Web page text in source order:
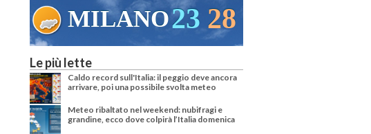
MILANO23 28
Le più lette
Caldo record sull'Italia: il peggio deve ancora
arrivare, poi una possibile svolta meteo
Meteo ribaltato nel weekend: nubifragi e
grandine, ecco dove colpirà l’Italia domenica